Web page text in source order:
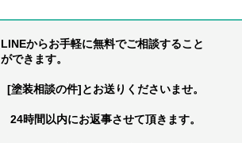
LINEからお手軽に無料でご相談すること
ができます。
[塗装相談の件]とお送りくださいませ。
24時間以内にお返事させて頂きます。